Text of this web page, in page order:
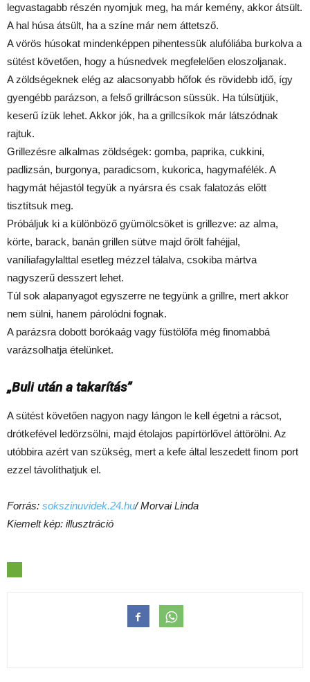
legvastagabb részén nyomjuk meg, ha már kemény, akkor átsült.
A hal húsa átsült, ha a színe már nem áttetsző.
A vörös húsokat mindenképpen pihentessük alufóliába burkolva a
sütést követően, hogy a húsnedvek megfelelően eloszoljanak.
A zöldségeknek elég az alacsonyabb hőfok és rövidebb idő, így
gyengébb parázson, a felső grillrácson süssük. Ha túlsütjük,
keserű ízük lehet. Akkor jók, ha a grillcsíkok már látszódnak
rajtuk.
Grillezésre alkalmas zöldségek: gomba, paprika, cukkini,
padlizsán, burgonya, paradicsom, kukorica, hagymafélék. A
hagymát héjastól tegyük a nyársra és csak falatozás előtt
tisztítsuk meg.
Próbáljuk ki a különböző gyümölcsöket is grillezve: az alma,
körte, barack, banán grillen sütve majd őrölt fahéjjal,
vaníliafagylalttal esetleg mézzel tálalva, csokiba mártva
nagyszerű desszert lehet.
Túl sok alapanyagot egyszerre ne tegyünk a grillre, mert akkor
nem sülni, hanem párolódni fognak.
A parázsra dobott borókaág vagy füstölőfa még finomabbá
varázsolhatja ételünket.
„Buli után a takarítás”
A sütést követően nagyon nagy lángon le kell égetni a rácsot,
drótkefével ledörzsölni, majd étolajos papírtörlővel áttörölni. Az
utóbbira azért van szükség, mert a kefe által leszedett finom port
ezzel távolíthatjuk el.
Forrás: sokszinuvidek.24.hu/ Morvai Linda
Kiemelt kép: illusztráció